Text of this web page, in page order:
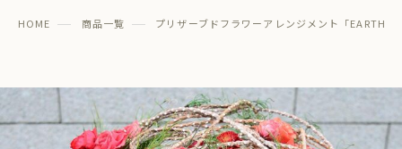
HOME 商品一覧 プリザーブドフラワーアレンジメント「EARTH